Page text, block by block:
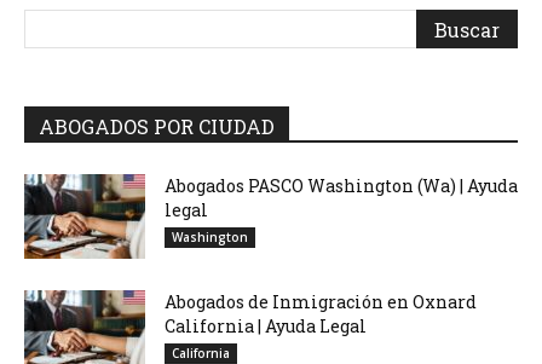
ABOGADOS POR CIUDAD
Abogados PASCO Washington (Wa) | Ayuda
legal
Washington
Abogados de Inmigración en Oxnard
California | Ayuda Legal
California